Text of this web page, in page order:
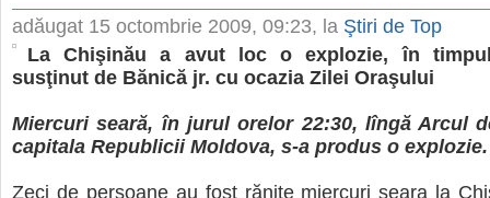
adăugat 15 octombrie 2009, 09:23, la Ştiri de Top
La Chişinău a avut loc o explozie, în
susţinut de Bănică jr. cu ocazia Zilei Oraşului
Miercuri seară, în jurul orelor 22:30, lîngă Arcul
capitala Republicii Moldova, s-a produs o explozie.
Zeci de persoane au fost rănite miercuri seara la